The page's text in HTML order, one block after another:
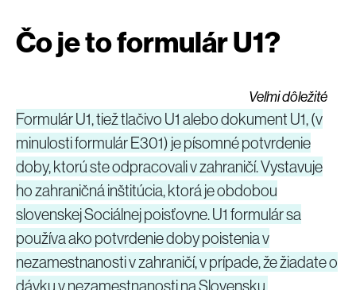
Čo je to formulár U1?
Veľmi dôležité
Formulár U1, tiež tlačivo U1 alebo dokument U1, (v
minulosti formulár E301) je písomné potvrdenie
doby, ktorú ste odpracovali v zahraničí. Vystavuje
ho zahraničná inštitúcia, ktorá je obdobou
slovenskej Sociálnej poisťovne. U1 formulár sa
používa ako potvrdenie doby poistenia v
nezamestnanosti v zahraničí, v prípade, že žiadate o
dávku v nezamestnanosti na Slovensku.